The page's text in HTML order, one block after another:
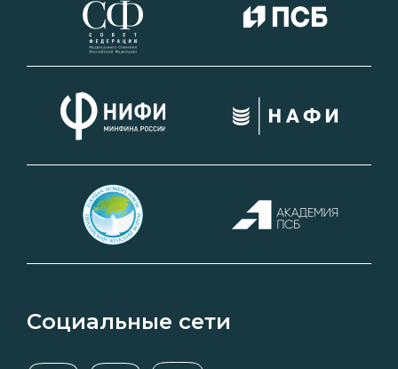
Социальные сети